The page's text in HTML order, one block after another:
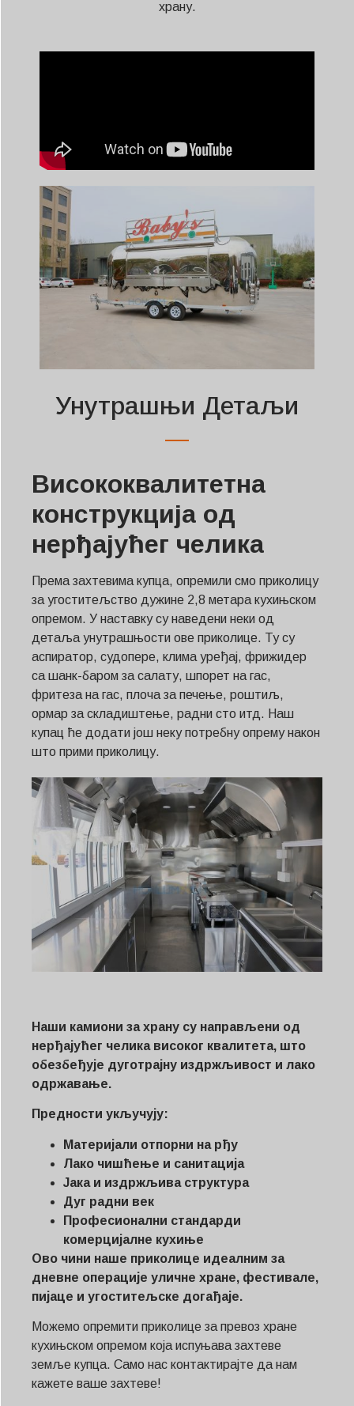
храну.
Унутрашњи Детаљи
Висококвалитетна
конструкција од
нерђајућег челика
Према захтевима купца, опремили смо приколицу
за угоститељство дужине 2,8 метара кухињском
опремом. У наставку су наведени неки од
детаља унутрашњости ове приколице. Ту су
аспиратор, судопере, клима уређај, фрижидер
са шанк-баром за салату, шпорет на гас,
фритеза на гас, плоча за печење, роштиљ,
ормар за складиштење, радни сто итд. Наш
купац ће додати још неку потребну опрему након
што прими приколицу.
Наши камиони за храну су направљени од
нерђајућег челика високог квалитета, што
обезбеђује дуготрајну издржљивост и лако
одржавање.
Предности укључују:
Материјали отпорни на рђу
Лако чишћење и санитација
Јака и издржљива структура
Дуг радни век
Професионални стандарди
комерцијалне кухиње
Ово чини наше приколице идеалним за
дневне операције уличне хране, фестивале,
пијаце и угоститељске догађаје.
Можемо опремити приколице за превоз хране
кухињском опремом која испуњава захтеве
земље купца. Само нас контактирајте да нам
кажете ваше захтеве!